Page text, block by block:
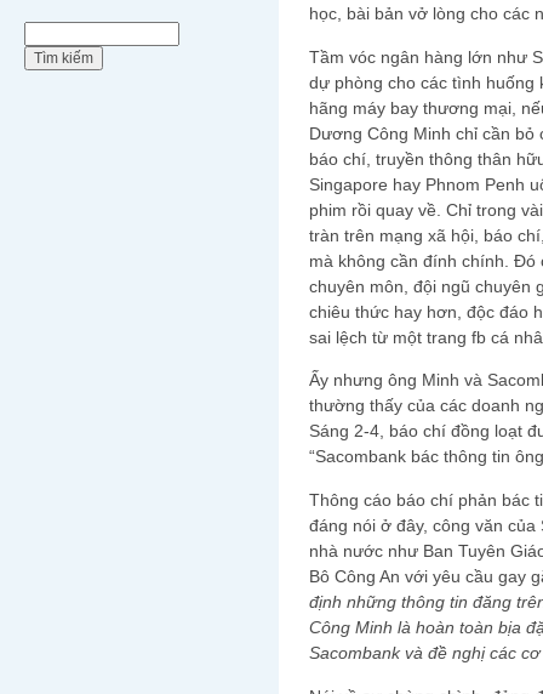
học, bài bản vở lòng cho các
Tầm vóc ngân hàng lớn như
dự phòng cho các tình huống
hãng máy bay thương mại,
Dương Công Minh chỉ cần
báo chí, truyền thông thân
Singapore hay Phnom Penh
phim rồi quay về. Chỉ trong
tràn trên mạng xã hội, báo
mà không cần đính chính. Đó
chuyên môn, đội ngũ chuyên
chiêu thức hay hơn, độc đáo
sai lệch từ một trang fb cá
Ấy nhưng ông Minh và
thường thấy của các doanh
Sáng 2-4, báo chí đồng loạt
“Sacombank bác thông tin
Thông cáo báo chí phản bác
đáng nói ở đây, công văn
nhà nước như Ban Tuyên
Bô Công An với yêu cầu gay
định những thông tin đăng
Công Minh là hoàn toàn bịa
Sacombank và đề nghị các